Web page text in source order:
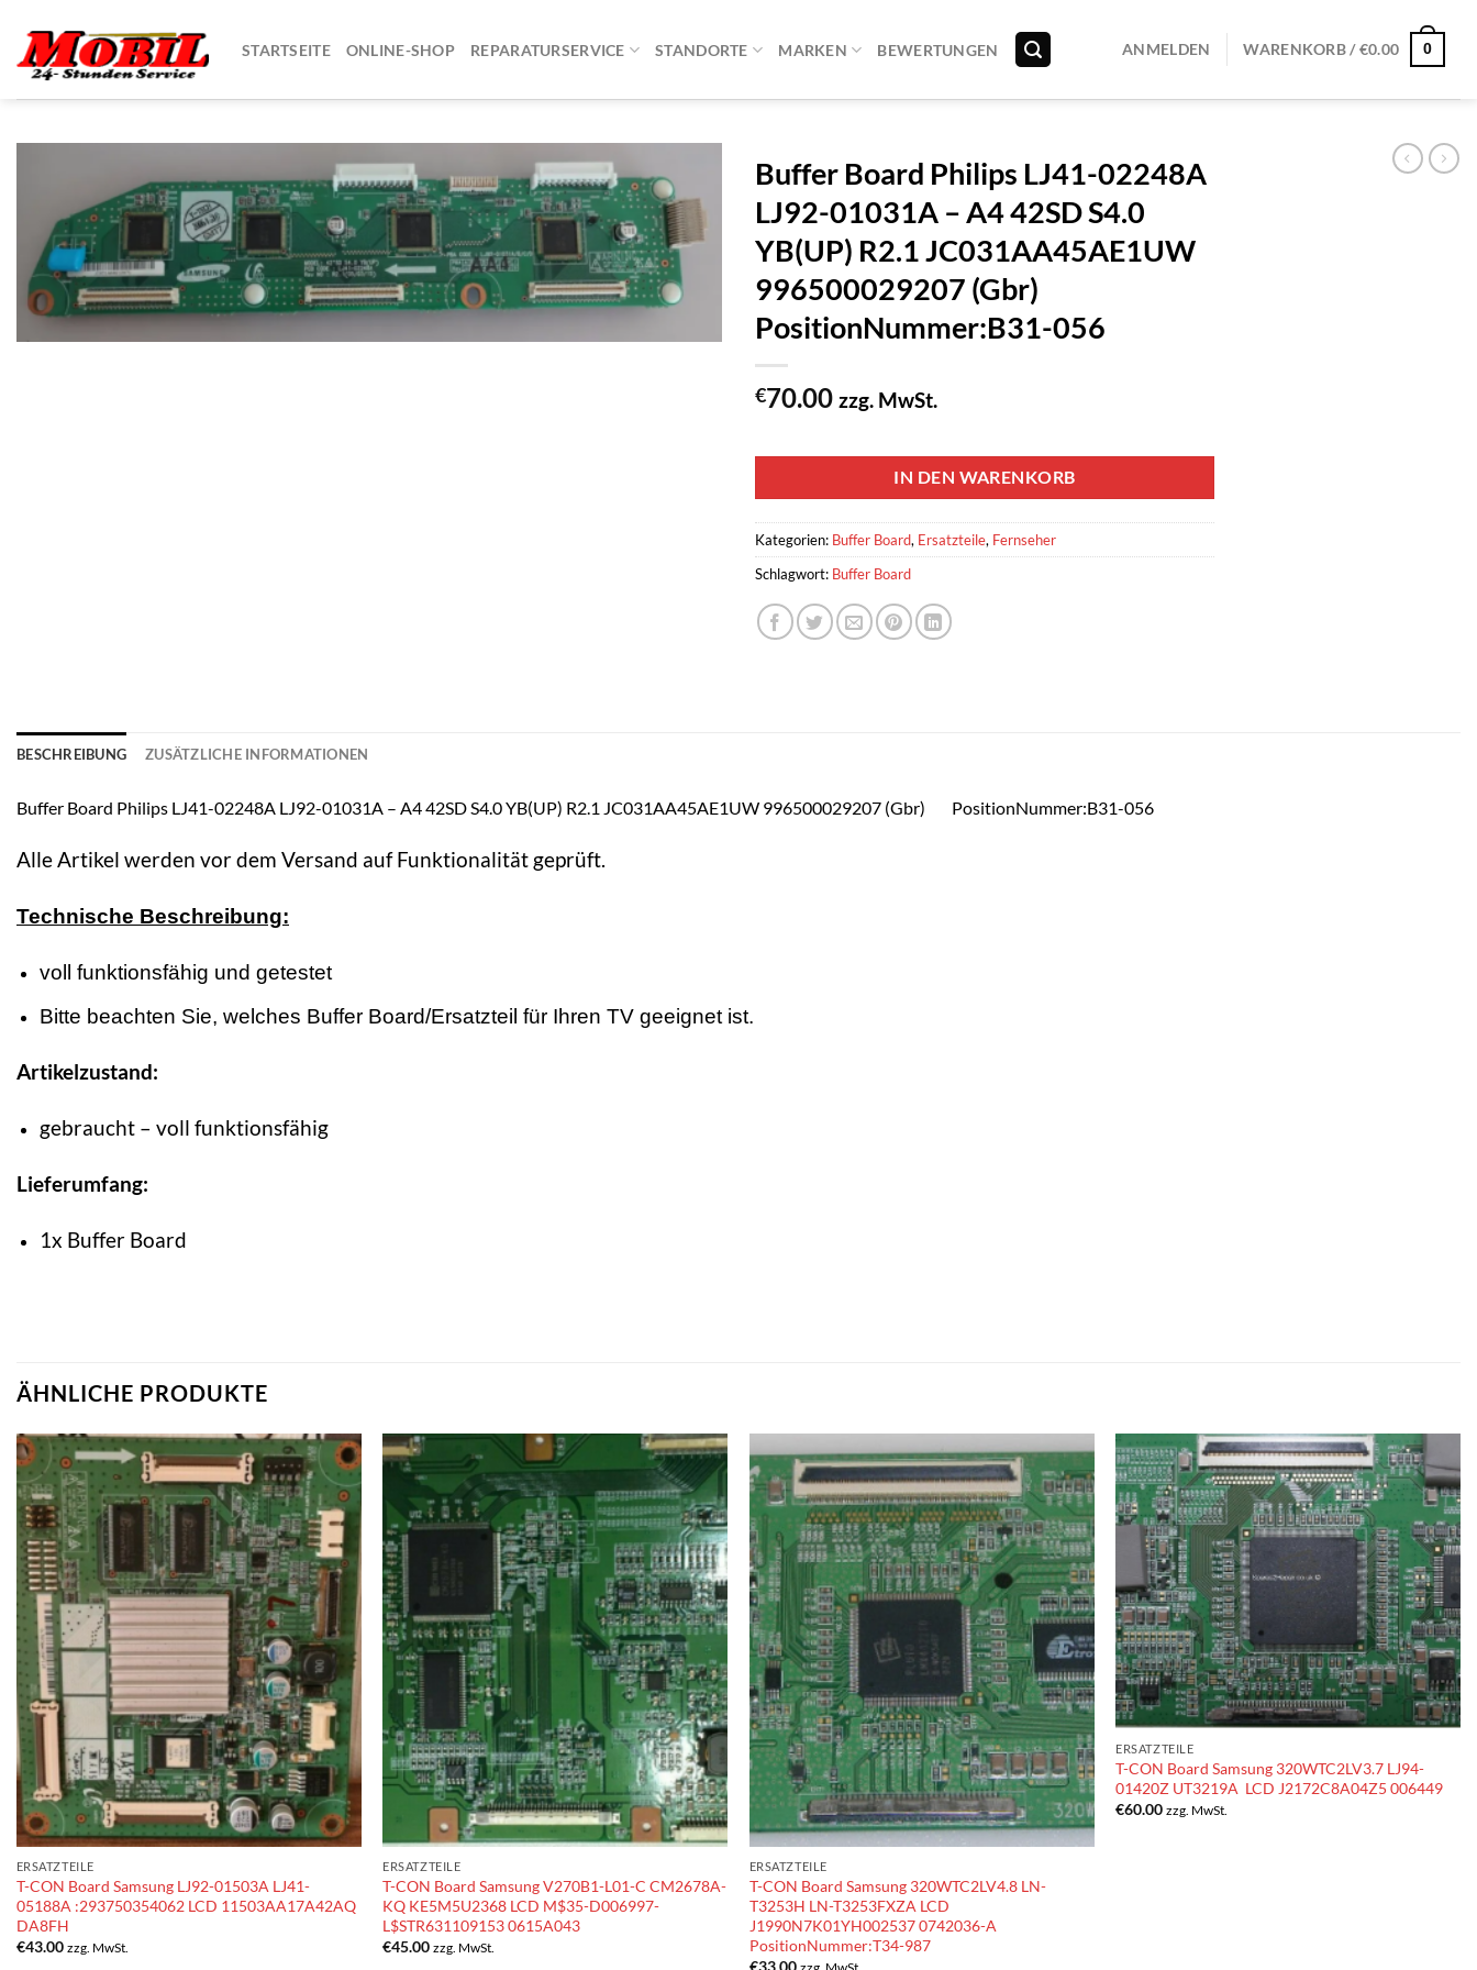
Inhalt
springen
STARTSEITE ONLINE-SHOP REPARATURSERVICE STANDORTE MARKEN BEWERTUNGEN ANMELDEN WARENKORB /€0.00 0
Buffer Board Philips LJ41-02248A
LJ92-01031A – A4 42SD S4.0
YB(UP) R2.1 JC031AA45AE1UW
996500029207 (Gbr)
PositionNummer:B31-056
€70.00 zzg. MwSt.
IN DEN WARENKORB
Kategorien: Buffer Board, Ersatzteile, Fernseher
Schlagwort: Buffer Board
BESCHREIBUNG ZUSÄTZLICHE INFORMATIONEN
Buffer Board Philips LJ41-02248A LJ92-01031A – A4 42SD S4.0 YB(UP) R2.1 JC031AA45AE1UW 996500029207 (Gbr) PositionNummer:B31-056
Alle Artikel werden vor dem Versand auf Funktionalität geprüft.
Technische Beschreibung:
voll funktionsfähig und getestet
Bitte beachten Sie, welches Buffer Board/Ersatzteil für Ihren TV geeignet ist.
Artikelzustand:
gebraucht – voll funktionsfähig
Lieferumfang:
1x Buffer Board
ÄHNLICHE PRODUKTE
ERSATZTEILE
T-CON Board Samsung LJ92-01503A LJ41-
05188A :293750354062 LCD 11503AA17A42AQ
DA8FH
€43.00 zzg. MwSt.
ERSATZTEILE
T-CON Board Samsung V270B1-L01-C CM2678A-
KQ KE5M5U2368 LCD M$35-D006997-
L$STR631109153 0615A043
€45.00 zzg. MwSt.
ERSATZTEILE
T-CON Board Samsung 320WTC2LV4.8 LN-
T3253H LN-T3253FXZA LCD
J1990N7K01YH002537 0742036-A
PositionNummer:T34-987
€33.00
ERSATZTEILE
T-CON Board Samsung 320WTC2LV3.7 LJ94-
01420Z UT3219A LCD J2172C8A04Z5 006449
€60.00 zzg. MwSt.